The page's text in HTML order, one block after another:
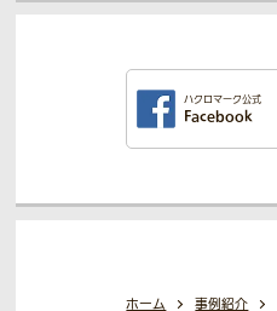
ハクロマーク公式
Facebook
ホーム 事例紹介